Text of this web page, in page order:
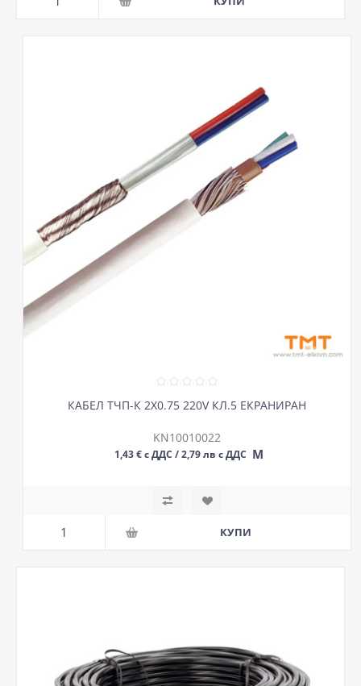
КАБЕЛ ТЧП-К 2Х0.75 220V КЛ.5 ЕКРАНИРАН
KN10010022
1,43 € с ДДС / 2,79 лв с ДДС М